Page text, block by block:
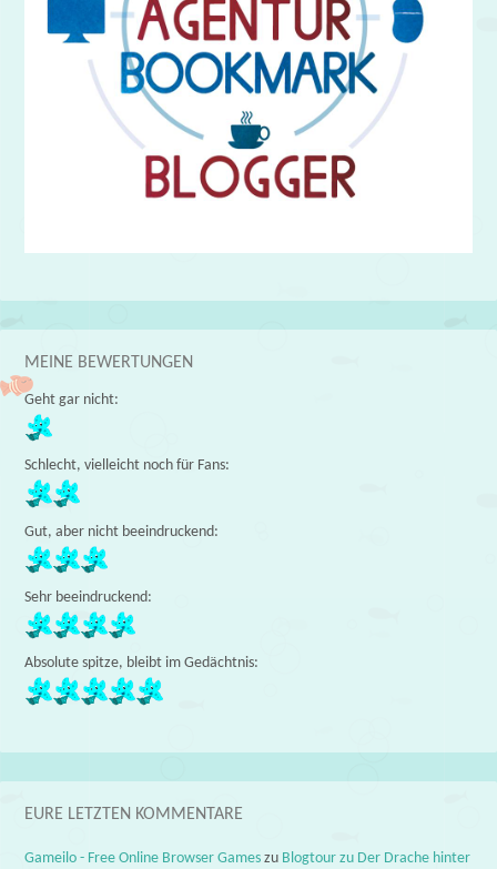
MEINE BEWERTUNGEN
Geht gar nicht:
Schlecht, vielleicht noch für Fans:
Gut, aber nicht beeindruckend:
Sehr beeindruckend:
Absolute spitze, bleibt im Gedächtnis:
EURE LETZTEN KOMMENTARE
Gameilo - Free Online Browser Games zu Blogtour zu Der Drache hinter